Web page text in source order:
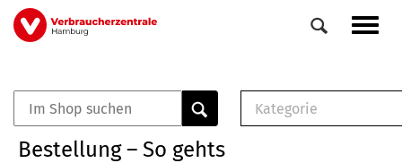
Direkt
zum
Veranstaltungen
0
Elemente
Kategorie
Bestellung – So gehts